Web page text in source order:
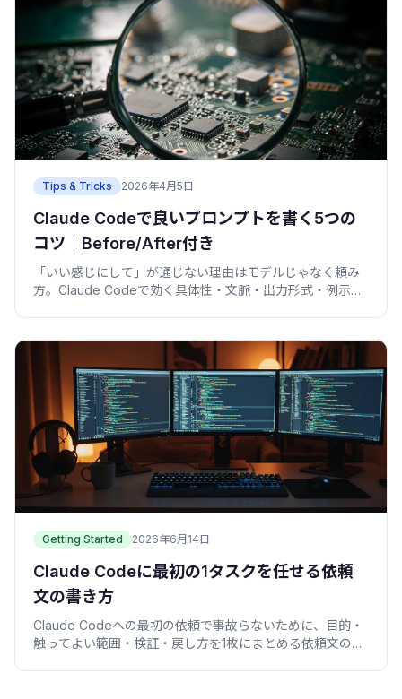
Tips & Tricks 2026年4月5日
Claude Codeで良いプロンプトを書く5つの
コツ｜Before/After付き
「いい感じにして」が通じない理由はモデルじゃなく頼み
方。Claude Codeで効く具体性・文脈・出力形式・例示・
Getting Started 2026年6月14日
Claude Codeに最初の1タスクを任せる依頼
文の書き方
Claude Codeへの最初の依頼で事故らないために、目的・
触ってよい範囲・検証・戻し方を1枚にまとめる依頼文の型